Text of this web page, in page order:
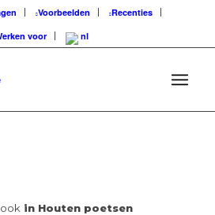
Voorbeelden
Recenties
voor
in Houten poetsen